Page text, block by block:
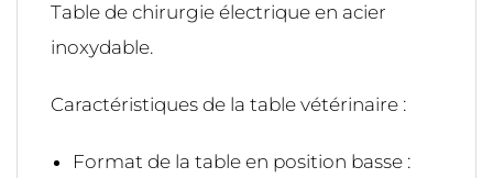
Table de chirurgie électrique en acier
inoxydable.
Caractéristiques de la table vétérinaire :
Format de la table en position basse :